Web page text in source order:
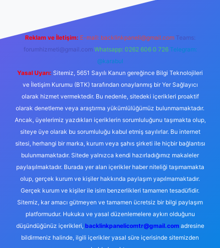
Reklam ve İletişim: E-mail: backlinkpaneli@gmail.com Teams:
forumhizmeti@gmail.com Whatsapp: 0262 606 0 726 Telegram:
@karabul
Yasal Uyarı: Sitemiz, 5651 Sayılı Kanun gereğince Bilgi Teknolojileri
ve İletişim Kurumu (BTK) tarafından onaylanmış bir Yer Sağlayıcı
olarak hizmet vermektedir. Bu nedenle, sitedeki içerikleri proaktif
olarak denetleme veya araştırma yükümlülüğümüz bulunmamaktadır.
Ancak, üyelerimiz yazdıkları içeriklerin sorumluluğunu taşımakta olup,
siteye üye olarak bu sorumluluğu kabul etmiş sayılırlar. Bu internet
sitesi, herhangi bir marka, kurum veya şahıs şirketi ile hiçbir bağlantısı
bulunmamaktadır. Sitede yalnızca kendi hazırladığımız makaleler
paylaşılmaktadır. Burada yer alan içerikler haber niteliği taşımamakta
olup, gerçek kurum ve kişiler hakkında paylaşım yapılmamaktadır.
Gerçek kurum ve kişiler ile isim benzerlikleri tamamen tesadüfidir.
Sitemiz, kar amacı gütmeyen ve tamamen ücretsiz bir bilgi paylaşım
platformudur. Hukuka ve yasal düzenlemelere aykırı olduğunu
düşündüğünüz içerikleri, backlinkpanelicomtr@gmail.comadresine
bildirmeniz halinde, ilgili içerikler yasal süre içerisinde sitemizden